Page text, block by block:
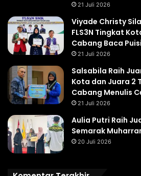
21 Juli 2026
Viyade Christy
FLS3N Tingkat
Cabang Baca Puisi
21 Juli 2026
Salsabila Raih
Kota dan Juara 2
Cabang Menulis
21 Juli 2026
Aulia Putri Raih
Semarak
20 Juli 2026